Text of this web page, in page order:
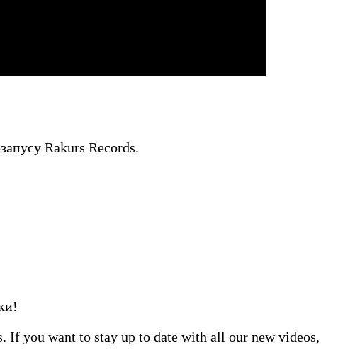
Rakurs Records.
If you want to stay up to date with all our new videos,